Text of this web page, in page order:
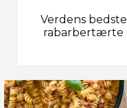
Verdens bedste
rabarbertærte